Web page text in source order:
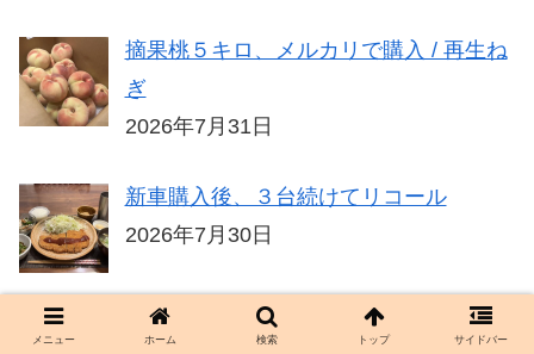
摘果桃５キロ、メルカリで購入 / 再生ね
ぎ
2026年7月31日
新車購入後、３台続けてリコール
2026年7月30日
メニュー ホーム 検索 トップ サイドバー